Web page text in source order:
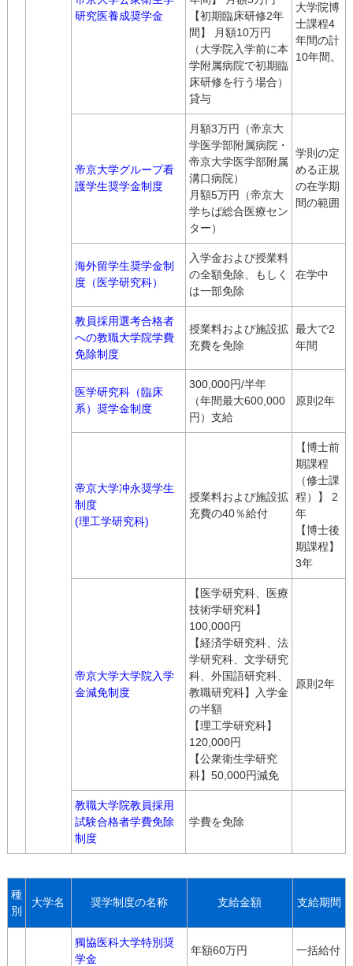
研究医養成奨学金
【初期臨床研修2年
間】 月額10万円
（大学院入学前に本
学附属病院で初期臨
床研修を行う場合）
貸与
大学院博
士課程4
年間の計
10年間。
帝京大学グループ看
護学生奨学金制度
月額3万円（帝京大
学医学部附属病院・
帝京大学医学部附属
溝口病院）
月額5万円（帝京大
学ちば総合医療セン
ター）
学則の定
める正規
の在学期
間の範囲
海外留学生奨学金制
度（医学研究科）
入学金および授業料
の全額免除、もしく
は一部免除
在学中
教員採用選考合格者
への教職大学院学費
免除制度
授業料および施設拡
充費を免除
最大で2
年間
医学研究科（臨床
系）奨学金制度
300,000円/半年
（年間最大600,000
円）支給
原則2年
帝京大学冲永奨学生
制度
(理工学研究科)
授業料およぴ施設拡
充費の40％給付
【博士前
期課程
（修士課
程）】 2
年
【博士後
期課程】
3年
帝京大学大学院入学
金減免制度
【医学研究科、医療
技術学研究科】
100,000円
【経済学研究科、法
学研究科、文学研究
科、外国語研究科、
教職研究科】入学金
の半額
【理工学研究科】
120,000円
【公衆衛生学研究
科】50,000円減免
原則2年
教職大学院教員採用
試験合格者学費免除
制度
学費を免除
種
別
大学名 奨学制度の名称 支給金額 支給期間
獨協医科大学特別奨
学金
年額60万円 一括給付